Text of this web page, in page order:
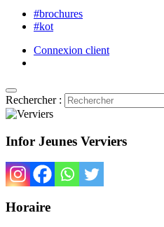
#brochures
#kot
Connexion client
Rechercher :
Infor Jeunes Verviers
Horaire